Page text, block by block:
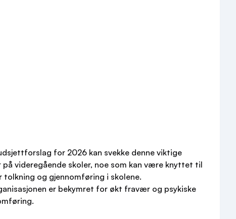
for 2026 kan svekke denne viktige
videregående skoler, noe som kan være knyttet til
og gjennomføring i skolene.
er bekymret for økt fravær og psykiske